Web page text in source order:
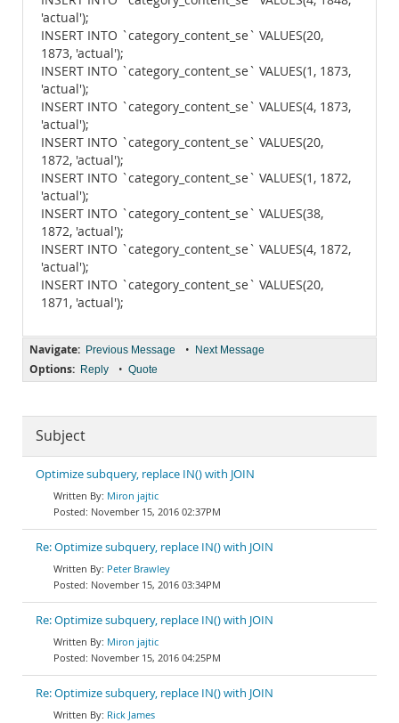
'actual');
INSERT INTO `category_content_se` VALUES(20,
1873, 'actual');
INSERT INTO `category_content_se` VALUES(1, 1873,
'actual');
INSERT INTO `category_content_se` VALUES(4, 1873,
'actual');
INSERT INTO `category_content_se` VALUES(20,
1872, 'actual');
INSERT INTO `category_content_se` VALUES(1, 1872,
'actual');
INSERT INTO `category_content_se` VALUES(38,
1872, 'actual');
INSERT INTO `category_content_se` VALUES(4, 1872,
'actual');
INSERT INTO `category_content_se` VALUES(20,
1871, 'actual');
Navigate: Previous Message • Next Message
Options: Reply • Quote
Subject
Optimize subquery, replace IN() with JOIN
Miron jajtic
November 15, 2016 02:37PM
Re: Optimize subquery, replace IN() with JOIN
Peter Brawley
November 15, 2016 03:34PM
Re: Optimize subquery, replace IN() with JOIN
Miron jajtic
November 15, 2016 04:25PM
Re: Optimize subquery, replace IN() with JOIN
Rick James